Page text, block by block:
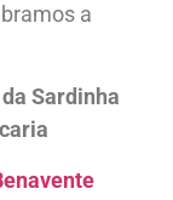
a
Sardinha